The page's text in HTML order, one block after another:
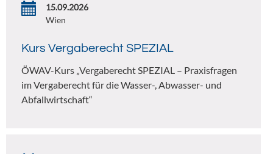
15.09.2026
Wien
Kurs Vergaberecht SPEZIAL
ÖWAV-Kurs „Vergaberecht SPEZIAL – Praxisfragen
im Vergaberecht für die Wasser-, Abwasser- und
Abfallwirtschaft“